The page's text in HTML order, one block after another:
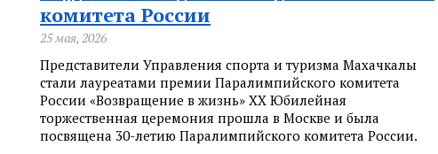
комитета России
25 мая, 2026
Представители Управления спорта и туризма Махачкалы
стали лауреатами премии Паралимпийского комитета
России «Возвращение в жизнь» XX Юбилейная
торжественная церемония прошла в Москве и была
посвящена 30-летию Паралимпийского комитета России.